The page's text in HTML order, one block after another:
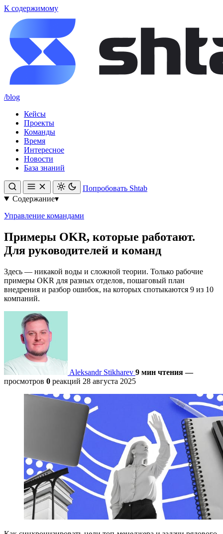
К содержимому
/blog
Кейсы
Проекты
Команды
Время
Интересное
Новости
База знаний
Попробовать Shtab
Содержание▾
Управление командами
Примеры OKR, которые работают.
Для руководителей и команд
Здесь — никакой воды и сложной теории. Только рабочие
примеры OKR для разных отделов, пошаговый план
внедрения и разбор ошибок, на которых спотыкаются 9 из 10
компаний.
Aleksandr Stikharev 9 мин чтения —
просмотров 0 реакций 28 августа 2025